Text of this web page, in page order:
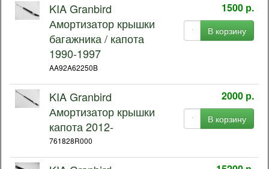
KIA Granbird
Амортизатор крышки
багажника / капота
1990-1997
AA92A62250B
1500 р.
В корзину
KIA Granbird
Амортизатор крышки
капота 2012-
761828R000
2000 р.
В корзину